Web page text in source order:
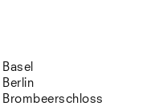
Basel
Berlin
Brombeerschloss